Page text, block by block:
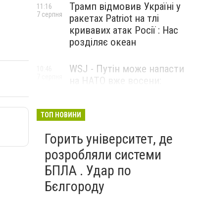
Трамп відмовив Україні у
ракетах Patriot на тлі
кривавих атак Росії : Нас
розділяє океан
11:16
7 серпня
WSJ - Путін може напасти
на НАТО вже восени:
ТОП НОВИНИ
Горить університет, де
розробляли системи
БПЛА . Удар по
Бєлгороду